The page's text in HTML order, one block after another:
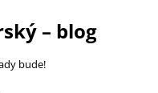
– blog
bude!